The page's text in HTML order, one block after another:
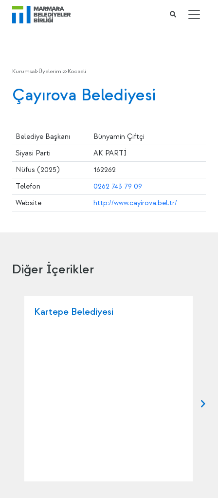
Kurumsal>Üyelerimiz>Kocaeli
Çayırova Belediyesi
Belediye Başkanı
Bünyamin Çiftçi
Siyasi Parti
AK PARTİ
Nüfus (2025)
162262
Telefon
0262 743 79 09
Website
http://www.cayirova.bel.tr/
Diğer İçerikler
Kartepe Belediyesi